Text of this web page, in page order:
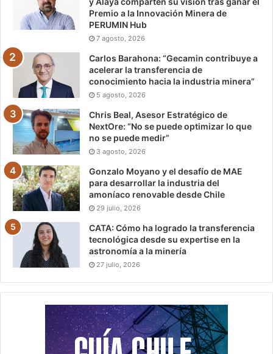
Premio a la Innovación Minera de
PERUMIN Hub
7 agosto, 2026
Carlos Barahona: “Gecamin contribuye a
acelerar la transferencia de
conocimiento hacia la industria minera”
5 agosto, 2026
Chris Beal, Asesor Estratégico de
NextOre: “No se puede optimizar lo que
no se puede medir”
3 agosto, 2026
Gonzalo Moyano y el desafío de MAE
para desarrollar la industria del
amoníaco renovable desde Chile
29 julio, 2026
CATA: Cómo ha logrado la transferencia
tecnológica desde su expertise en la
astronomía a la minería
27 julio, 2026